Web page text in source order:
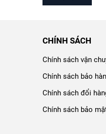
CHÍNH SÁCH
Chính sách vận
Chính sách bảo
Chính sách đổi
Chính sách bảo